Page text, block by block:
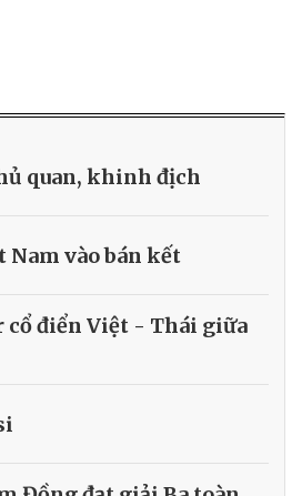
quan, khinh địch
Nam vào bán kết
cổ điển Việt - Thái giữa